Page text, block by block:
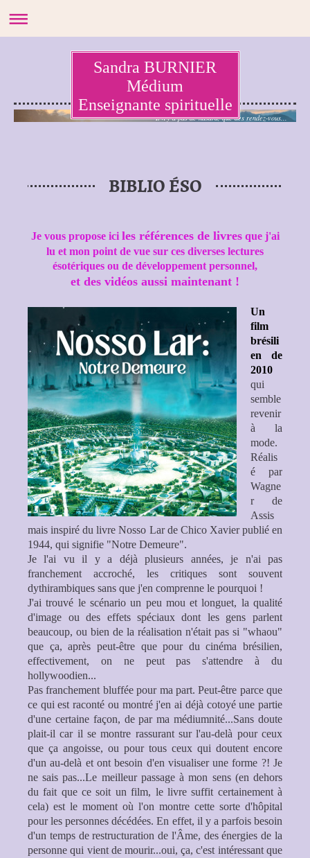
Sandra BURNIER
Médium
Enseignante spirituelle
Il n'y a pas de hasard, que des rendez-vous...
BIBLIO ÉSO
Je vous propose ici les références de livresque j'ai
lu et mon point de vue sur ces diverses lectures
ésotériques ou de développement personnel,
et des vidéos aussi maintenant !
Un
film
brésili
en de
2010
qui
semble
revenir
à la
mode.
Réalis
é par
Wagne
r de
Assis
mais inspiré du livre Nosso Lar de Chico Xavier publié en
1944, qui signifie "Notre Demeure".
Je l'ai vu il y a déjà plusieurs années, je n'ai pas
franchement accroché, les critiques sont souvent
dythirambiques sans que j'en comprenne le pourquoi !
J'ai trouvé le scénario un peu mou et longuet, la qualité
d'image ou des effets spéciaux dont les gens parlent
beaucoup, ou bien de la réalisation n'était pas si "whaou"
que ça, après peut-être que pour du cinéma brésilien,
effectivement, on ne peut pas s'attendre à du
hollywoodien...
Pas franchement bluffée pour ma part. Peut-être parce que
ce qui est raconté ou montré j'en ai déjà cotoyé une partie
d'une certaine façon, de par ma médiumnité...Sans doute
plait-il car il se montre rassurant sur l'au-delà pour ceux
que ça angoisse, ou pour tous ceux qui doutent encore
d'un au-delà et ont besoin d'en visualiser une forme ?! Je
ne sais pas...Le meilleur passage à mon sens (en dehors
du fait que ce soit un film, le livre suffit certainement à
cela) est le moment où l'on montre cette sorte d'hôpital
pour les personnes décédées. En effet, il y a parfois besoin
d'un temps de restructuration de l'Âme, des énergies de la
personne qui vient de mourir...oui, ça, c'est intéressant que